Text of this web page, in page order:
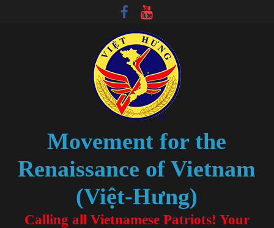
Movement for the
Renaissance of Vietnam
(Việt-Hưng)
Calling all Vietnamese Patriots! Your